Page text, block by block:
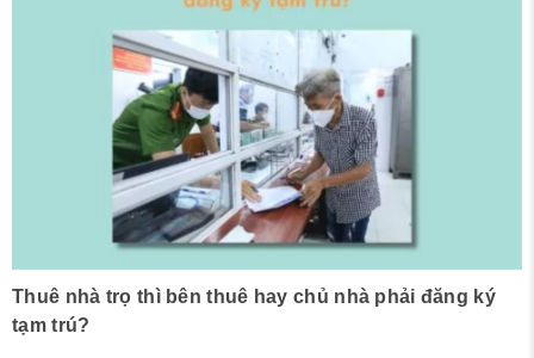
Thuê nhà trọ thì bên thuê hay chủ nhà phải đăng ký
tạm trú?